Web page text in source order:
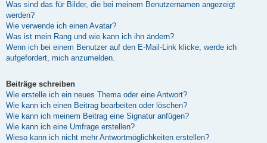
Was sind das für Bilder, die bei meinem Benutzernamen angezeigt
werden?
Wie verwende ich einen Avatar?
Was ist mein Rang und wie kann ich ihn ändern?
Wenn ich bei einem Benutzer auf den E-Mail-Link klicke, werde ich
aufgefordert, mich anzumelden.
Beiträge schreiben
Wie erstelle ich ein neues Thema oder eine Antwort?
Wie kann ich einen Beitrag bearbeiten oder löschen?
Wie kann ich meinem Beitrag eine Signatur anfügen?
Wie kann ich eine Umfrage erstellen?
Wieso kann ich nicht mehr Antwortmöglichkeiten erstellen?